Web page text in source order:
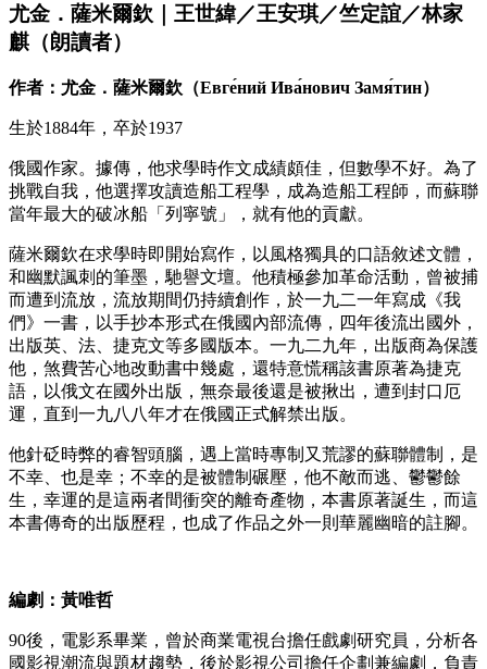
尤金．薩米爾欽｜王世緯／王安琪／竺定誼／林家
麒（朗讀者）
作者：尤金．薩米爾欽（Евге́ний Ива́нович Замя́тин）
生於1884年，卒於1937
俄國作家。據傳，他求學時作文成績頗佳，但數學不好。為了
挑戰自我，他選擇攻讀造船工程學，成為造船工程師，而蘇聯
當年最大的破冰船「列寧號」，就有他的貢獻。
薩米爾欽在求學時即開始寫作，以風格獨具的口語敘述文體，
和幽默諷刺的筆墨，馳譽文壇。他積極參加革命活動，曾被捕
而遭到流放，流放期間仍持續創作，於一九二一年寫成《我
們》一書，以手抄本形式在俄國內部流傳，四年後流出國外，
出版英、法、捷克文等多國版本。一九二九年，出版商為保護
他，煞費苦心地改動書中幾處，還特意慌稱該書原著為捷克
語，以俄文在國外出版，無奈最後還是被揪出，遭到封口厄
運，直到一九八八年才在俄國正式解禁出版。
他針砭時弊的睿智頭腦，遇上當時專制又荒謬的蘇聯體制，是
不幸、也是幸；不幸的是被體制碾壓，他不敵而逃、鬱鬱餘
生，幸運的是這兩者間衝突的離奇產物，本書原著誕生，而這
本書傳奇的出版歷程，也成了作品之外一則華麗幽暗的註腳。
編劇：黃唯哲
90後，電影系畢業，曾於商業電視台擔任戲劇研究員，分析各
國影視潮流與題材趨勢，後於影視公司擔任企劃兼編劇，負責